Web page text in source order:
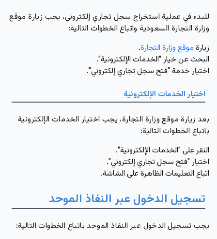
للبدء في عملية استخراج سجل تجاري إلكتروني، يجب زيارة موقع
وزارة التجارة السعودية واتباع الخطوات التالية:
زيارة موقع وزارة التجارة.
البحث عن خيار "الخدمات الإلكترونية".
اختيار خدمة "فتح سجل تجاري إلكتروني".
اختيار الخدمات الإلكترونية
بعد زيارة موقع وزارة التجارة، يجب اختيار الخدمات الإلكترونية
باتباع الخطوات التالية:
النقر على "الخدمات الإلكترونية".
اختيار "فتح سجل تجاري إلكتروني".
اتباع التعليمات الظاهرة على الشاشة.
تسجيل الدخول عبر النفاذ الموحد
يجب تسجيل الدخول عبر النفاذ الموحد باتباع الخطوات التالية: